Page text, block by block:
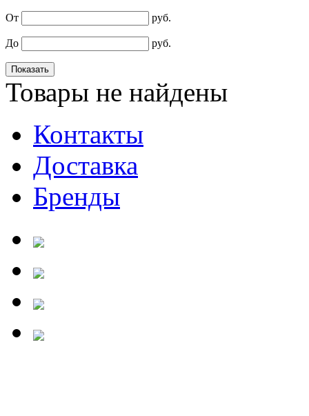
От руб.
До руб.
Товары не найдены
Контакты
Доставка
Бренды